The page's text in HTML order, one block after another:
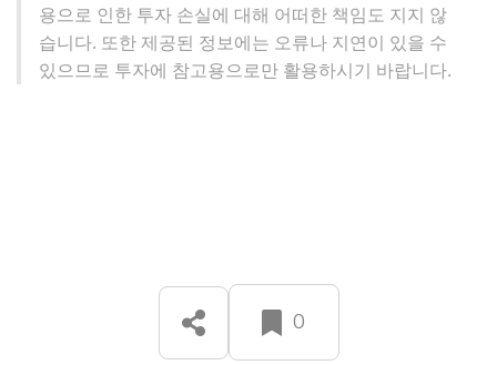
용으로 인한 투자 손실에 대해 어떠한 책임도 지지 않
습니다. 또한 제공된 정보에는 오류나 지연이 있을 수
있으므로 투자에 참고용으로만 활용하시기 바랍니다.
0